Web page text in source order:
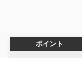
ポイント